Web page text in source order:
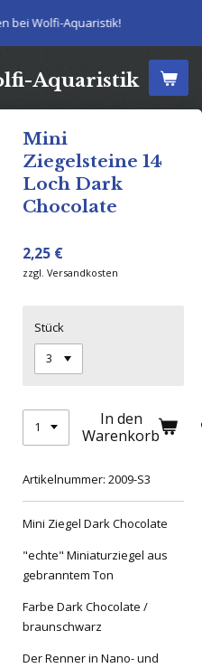
Aquaristik
bei Wolfi-Aquaristik!
Mini
Ziegelsteine 14
Loch Dark
Chocolate
2,25 €
zzgl. Versandkosten
Stück
In den
Warenkorb
Artikelnummer: 2009-S3
Mini Ziegel Dark Chocolate
"echte" Miniaturziegel aus
gebranntem Ton
Farbe Dark Chocolate /
braunschwarz
Der Renner in Nano- und